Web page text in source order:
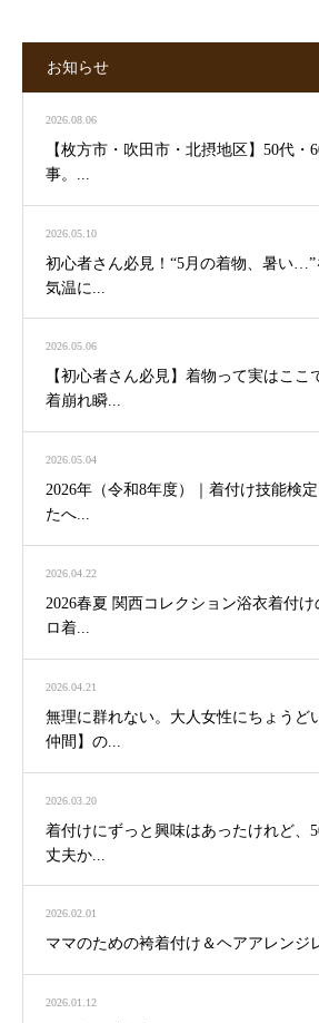
お知らせ
2026.08.06
【枚方市・吹田市・北摂地区】50代・
事。...
2026.05.10
初心者さん必見！“5月の着物、暑い
気温に...
2026.05.06
【初心者さん必見】着物って実はここ
着崩れ瞬...
2026.05.04
2026年（令和8年度）｜着付け技能検
たへ...
2026.04.22
2026春夏 関西コレクション浴衣着付
ロ着...
2026.04.21
無理に群れない。大人女性にちょうど
仲間】の...
2026.03.20
着付けにずっと興味はあったけれど、
丈夫か...
2026.02.01
ママのための袴着付け＆ヘアアレンジ
2026.01.12